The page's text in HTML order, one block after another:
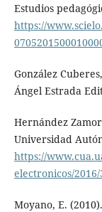
Estudios
https://
González
Ángel Estrada
Hernández
Universidad
https://
electronicos/
Moyano, E.